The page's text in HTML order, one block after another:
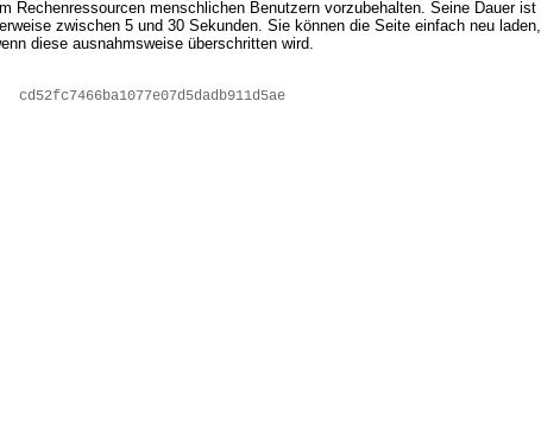
Rechenressourcen menschlichen Benutzern vorzubehalten. Seine Dauer ist
zwischen 5 und 30 Sekunden. Sie können die Seite einfach neu laden,
diese ausnahmsweise überschritten wird.
eb91805bdea1d18341def772fa76cb09